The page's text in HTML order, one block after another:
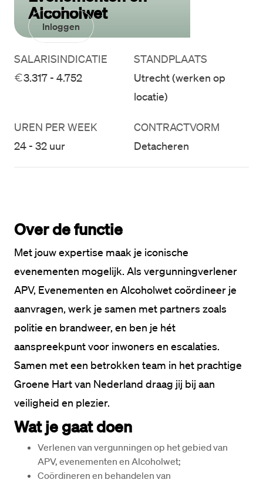
Inloggen
Alcoholwet
SALARISINDICATIE
3.317 - 4.752
STANDPLAATS
Utrecht (werken op
locatie)
UREN PER WEEK
24 - 32 uur
CONTRACTVORM
Detacheren
Over de functie
Met jouw expertise maak je iconische
evenementen mogelijk. Als vergunningverlener
APV, Evenementen en Alcoholwet coördineer je
aanvragen, werk je samen met partners zoals
politie en brandweer, en ben je hét
aanspreekpunt voor inwoners en escalaties.
Samen met een betrokken team in het prachtige
Groene Hart van Nederland draag jij bij aan
Wat je gaat doen
Verlenen van vergunningen op het gebied van
APV, evenementen en Alcoholwet;
Coördineren en behandelen van